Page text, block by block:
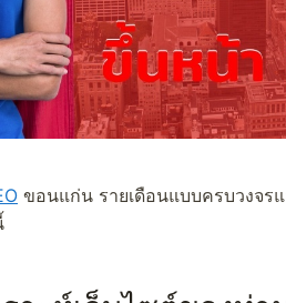
ขอนแก่น รายเดือนแบบครบวงจร